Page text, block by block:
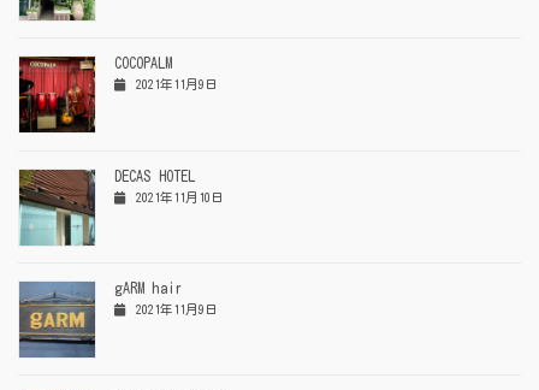
COCOPALM
2021年11月9日
DECAS HOTEL
2021年11月10日
gARM hair
2021年11月9日